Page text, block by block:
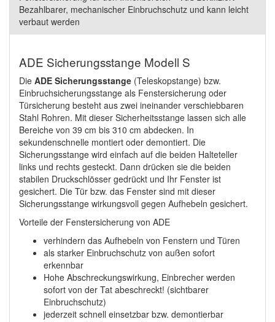
Bezahlbarer, mechanischer Einbruchschutz und kann leicht
verbaut werden
ADE Sicherungsstange Modell S
Die ADE Sicherungsstange (Teleskopstange) bzw.
Einbruchsicherungsstange als Fenstersicherung oder
Türsicherung besteht aus zwei ineinander verschiebbaren
Stahl Rohren. Mit dieser Sicherheitsstange lassen sich alle
Bereiche von 39 cm bis 310 cm abdecken. In
sekundenschnelle montiert oder demontiert. Die
Sicherungsstange wird einfach auf die beiden Halteteller
links und rechts gesteckt. Dann drücken sie die beiden
stabilen Druckschlösser gedrückt und Ihr Fenster ist
gesichert. Die Tür bzw. das Fenster sind mit dieser
Sicherungsstange wirkungsvoll gegen Aufhebeln gesichert.
Vorteile der Fenstersicherung von ADE
verhindern das Aufhebeln von Fenstern und Türen
als starker Einbruchschutz von außen sofort
erkennbar
Hohe Abschreckungswirkung, Einbrecher werden
sofort von der Tat abeschreckt! (sichtbarer
Einbruchschutz)
jederzeit schnell einsetzbar bzw. demontierbar